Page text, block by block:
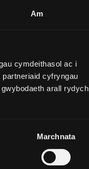
Am
cymdeithasol ac i
partneriaid cyfryngau
arall rydych
Marchnata